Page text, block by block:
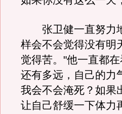
张卫健一直努力地
样会不会觉得没有明
觉得苦。"他一直都
还有多远，自己的力
我会不会淹死？如果
让自己舒缓一下体力